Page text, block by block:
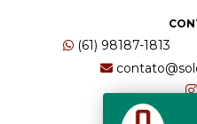
(61) 98187-1813